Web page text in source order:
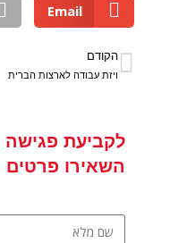
Email
הקודם
ויזת עבודה לארצות הברית
לקביעת פגישה
השאירו פרטים